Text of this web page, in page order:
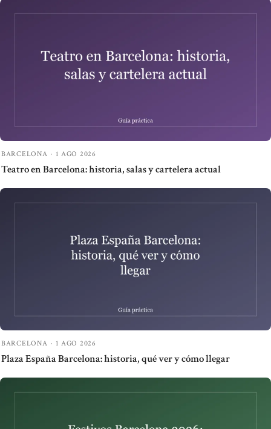
BARCELONA · 1 AGO 2026
Teatro en Barcelona: historia, salas y cartelera actual
BARCELONA · 1 AGO 2026
Plaza España Barcelona: historia, qué ver y cómo llegar